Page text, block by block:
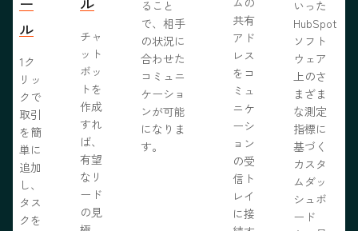
ル
1ク
リッ
クで
取引
を簡
単に
追加
し、
タス
クを
チャ
ット
ボッ
トを
作成
すれ
ば、
有望
なリ
ード
の見
ること
で、相手
の状況に
合わせた
コミュニ
ケーショ
ンが可能
になりま
す。
共有
アド
レス
をコ
ミュ
ニケ
ーシ
ョン
の受
信ト
レイ
に接
いった
HubSpot
ソフト
ウェア
上のさ
まざま
な測定
指標に
基づく
カスタ
ムダッ
シュボ
ード